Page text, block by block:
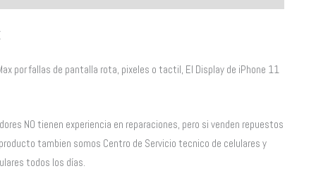
por fallas de pantalla rota, pixeles o tactil, El Display de iPhone 11
NO tienen experiencia en reparaciones, pero si venden repuestos
tambien somos Centro de Servicio tecnico de celulares y
todos los días.